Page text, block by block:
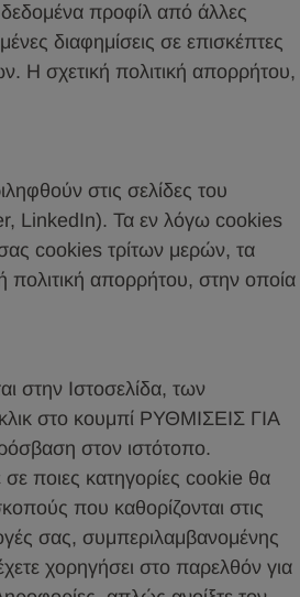
προφίλ από άλλες
διαφημίσεις σε επισκέπτες
Η σχετική πολιτική απορρήτου,
στις σελίδες του
LinkedIn). Τα εν λόγω cookies
cookies τρίτων μερών, τα
πολιτική απορρήτου, στην οποία
στην Ιστοσελίδα, των
κλικ στο κουμπί ΡΥΘΜΙΣΕΙΣ ΓΙΑ
στον ιστότοπο.
ποιες κατηγορίες cookie θα
που καθορίζονται στις
σας, συμπεριλαμβανομένης
χορηγήσει στο παρελθόν για